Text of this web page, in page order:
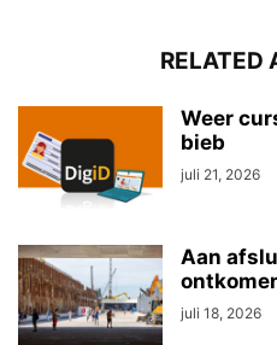
RELATED
Weer
bieb
juli 21, 2026
Aan
juli 18, 2026